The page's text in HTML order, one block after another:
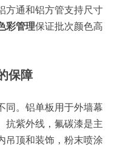
方通和铝方管支持尺寸
彩管理保证批次颜色高
保障
同。铝单板用于外墙幕
抗紫外线，氟碳漆是主
吊顶和装饰，粉末喷涂